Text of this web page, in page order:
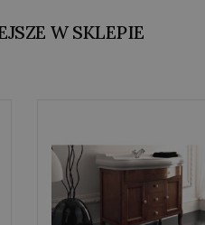
W SKLEPIE